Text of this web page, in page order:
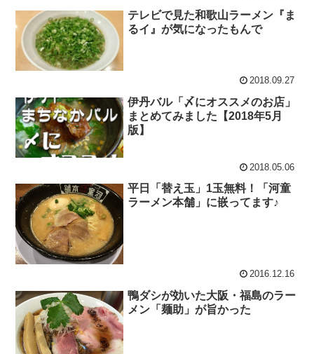
テレビで見た和歌山ラーメン『ま
るイ』が気になったもんで
2018.09.27
伊丹バル「〆にオススメのお店」
まとめてみました【2018年5月
版】
2018.05.06
平日「替え玉」1玉無料！「河童
ラーメン本舗」に嵌ってます♪
2016.12.16
鴨ダシが効いた大阪・福島のラー
メン「麺助」が旨かった